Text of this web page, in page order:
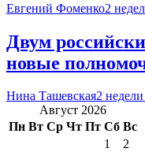
Евгений Фоменко2
Двум
новые
Нина Ташевская2
Август 2026
Пн Вт Ср Чт Пт Сб Вс
1
2